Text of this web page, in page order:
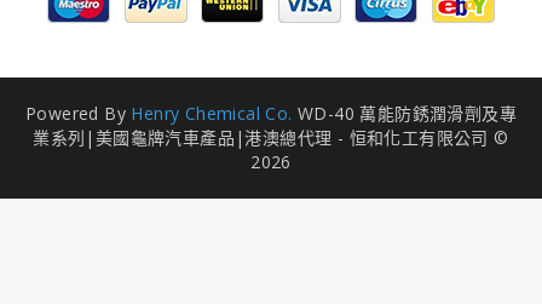
Powered By Henry Chemical Co. WD-40 萬能防銹潤滑劑及專
業系列|美國龜牌汽車產品|港澳總代理 - 恒和化工有限公司 ©
2026